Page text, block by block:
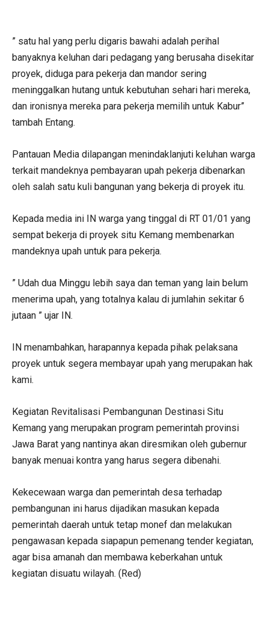
” satu hal yang perlu digaris bawahi adalah perihal
banyaknya keluhan dari pedagang yang berusaha disekitar
proyek, diduga para pekerja dan mandor sering
meninggalkan hutang untuk kebutuhan sehari hari mereka,
dan ironisnya mereka para pekerja memilih untuk Kabur”
tambah Entang.
Pantauan Media dilapangan menindaklanjuti keluhan warga
terkait mandeknya pembayaran upah pekerja dibenarkan
oleh salah satu kuli bangunan yang bekerja di proyek itu.
Kepada media ini IN warga yang tinggal di RT 01/01 yang
sempat bekerja di proyek situ Kemang membenarkan
mandeknya upah untuk para pekerja.
” Udah dua Minggu lebih saya dan teman yang lain belum
menerima upah, yang totalnya kalau di jumlahin sekitar 6
jutaan ” ujar IN.
IN menambahkan, harapannya kepada pihak pelaksana
proyek untuk segera membayar upah yang merupakan hak
kami.
Kegiatan Revitalisasi Pembangunan Destinasi Situ
Kemang yang merupakan program pemerintah provinsi
Jawa Barat yang nantinya akan diresmikan oleh gubernur
banyak menuai kontra yang harus segera dibenahi.
Kekecewaan warga dan pemerintah desa terhadap
pembangunan ini harus dijadikan masukan kepada
pemerintah daerah untuk tetap monef dan melakukan
pengawasan kepada siapapun pemenang tender kegiatan,
agar bisa amanah dan membawa keberkahan untuk
kegiatan disuatu wilayah. (Red)